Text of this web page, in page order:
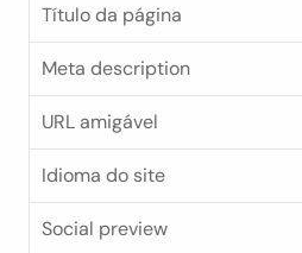
Título da página
Meta description
URL amigável
Idioma do site
Social preview